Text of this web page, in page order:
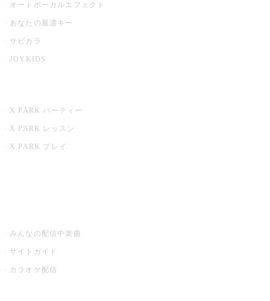
オートボーカルエフェクト
あなたの最適キー
サビカラ
JOYKIDS
X PARK パーティー
X PARK レッスン
X PARK プレイ
みんなの配信中楽曲
サイトガイド
カラオケ配信